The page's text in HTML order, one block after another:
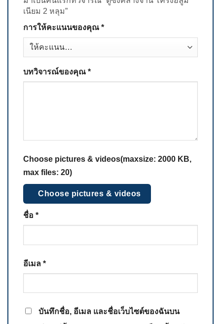
เนียม 2 หลุม”
การให้คะแนนของคุณ *
บทวิจารณ์ของคุณ *
Choose pictures & videos(maxsize: 2000 KB,
max files: 20)
Choose pictures & videos
ชื่อ *
อีเมล *
บันทึกชื่อ, อีเมล และชื่อเว็บไซต์ของฉันบน